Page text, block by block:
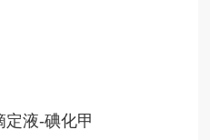
定液-碘化甲